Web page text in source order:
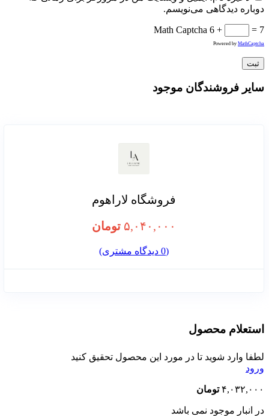
دوباره دیدگاهی می‌نویسم.
Math Captcha 6 + = 7
Powered by MathCaptcha
سایر فروشندگان موجود
فروشگاه لاراهوم
۵,۰۴۰,۰۰۰ تومان
(
0 دیدگاه مشتری)
استعلام محصول
لطفا وارد شوید تا در مورد این محصول تحقیق کنید
ورود
۴,۰۳۲,۰۰۰ تومان
در انبار موجود نمی باشد